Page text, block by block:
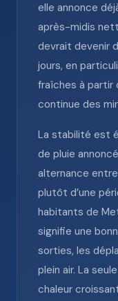
elle annonce
après-midis
devrait devenir
jours, en
fraîches à partir
continue des
La stabilité est
de pluie
alternance
plutôt d’une
habitants de
signifie une
sorties, les
plein air. La
chaleur